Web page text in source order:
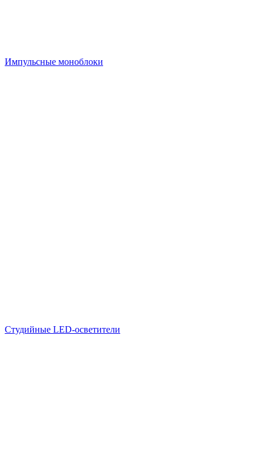
Импульсные моноблоки
Студийные LED-осветители